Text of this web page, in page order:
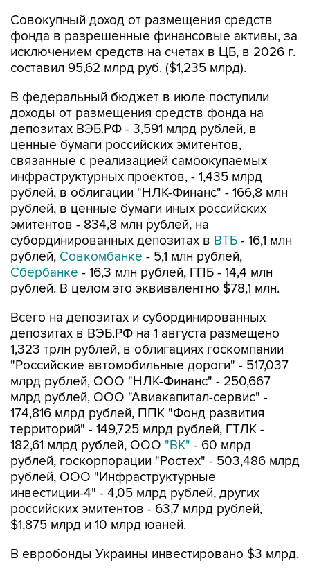
Совокупный доход от размещения средств
фонда в разрешенные финансовые активы, за
исключением средств на счетах в ЦБ, в 2026 г.
составил 95,62 млрд руб. ($1,235 млрд).
В федеральный бюджет в июле поступили
доходы от размещения средств фонда на
депозитах ВЭБ.РФ - 3,591 млрд рублей, в
ценные бумаги российских эмитентов,
связанные с реализацией самоокупаемых
инфраструктурных проектов, - 1,435 млрд
рублей, в облигации "НЛК-Финанс" - 166,8 млн
рублей, в ценные бумаги иных российских
эмитентов - 834,8 млн рублей, на
субординированных депозитах в ВТБ - 16,1 млн
рублей, Совкомбанке - 5,1 млн рублей,
Сбербанке - 16,3 млн рублей, ГПБ - 14,4 млн
рублей. В целом это эквивалентно $78,1 млн.
Всего на депозитах и субординированных
депозитах в ВЭБ.РФ на 1 августа размещено
1,323 трлн рублей, в облигациях госкомпании
"Российские автомобильные дороги" - 517,037
млрд рублей, ООО "НЛК-Финанс" - 250,667
млрд рублей, ООО "Авиакапитал-сервис" -
174,816 млрд рублей, ППК "Фонд развития
территорий" - 149,725 млрд рублей, ГТЛК -
182,61 млрд рублей, ООО "ВК" - 60 млрд
рублей, госкорпорации "Ростех" - 503,486 млрд
рублей, ООО "Инфраструктурные
инвестиции-4" - 4,05 млрд рублей, других
российских эмитентов - 63,7 млрд рублей,
$1,875 млрд и 10 млрд юаней.
В евробонды Украины инвестировано $3 млрд.